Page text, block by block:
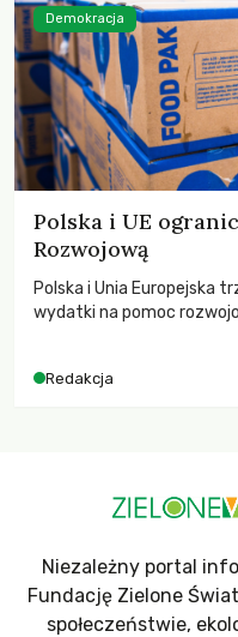
Polska i UE
Rozwojową
Polska i Unia Europejska
wydatki na pomoc
odnotowano największe
Redakcja
Demokracja
Niezależny portal
Fundację Zielone
społeczeństwie,